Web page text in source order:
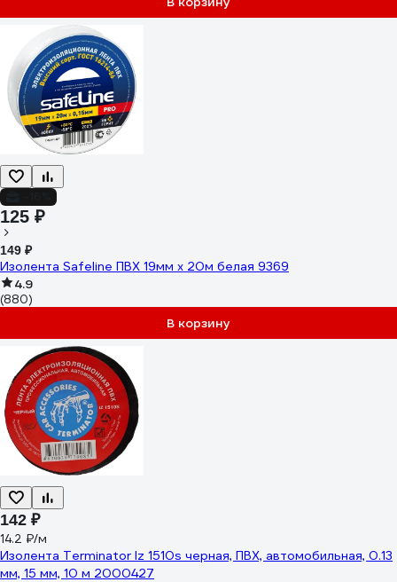
125 ₽
149 ₽
Изолента Safeline ПВХ 19мм х 20м белая 9369
4.9
(880)
В корзину
142 ₽
14.2 ₽/м
Изолента Terminator Iz 1510s черная, ПВХ, автомобильная, 0.13
мм, 15 мм, 10 м 2000427